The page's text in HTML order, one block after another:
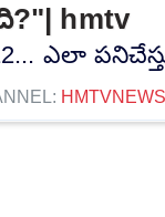
hmtv
ఎలా
HMTVNEWS